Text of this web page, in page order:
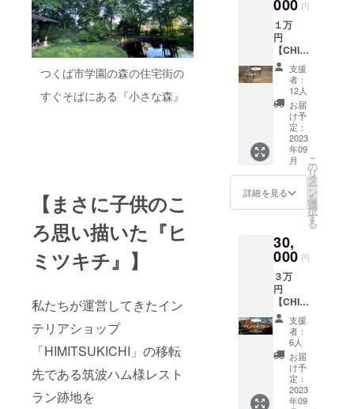
つくば市学園の森の住宅街の
すぐそばにある『小さな森』
【まさに子供のこ
ろ思い描いた『ヒ
ミツキチ』】
私たちが運営してきたイン
テリアショップ
「HIMITSUKICHI」の移転
先である筑波ハム様レスト
ラン跡地を
ク／文
ワイト
【サイ
ズ】口
径85㎜×
高さ90
㎜
【容
量】約
280ml
【カ
ラー】
グレー
す。完
成した
作品は
お持ち
帰り
OK！ ご
家族や
ご友人
と参加
いただ
けま
す。 支
援後、
登録い
ただい
てに担
当より
詳細を
ご連絡
させて
いただ
きま
す。 ■
日程：
2023年
9～10月
頃（複
数日開
催予
000 円
１万
円
【CHIIS
ANAM
ORI特設
ボード
にお名
前掲示
プラ
ン】
CHIISA
NAMO
RI内の
特設
THANK
Sボード
援者さ
まのお
名前
（ペン
ネーム
可）を
掲示さ
せてい
ただき
ます！
■お名前
掲載に
ついて
※備考欄
支援
者：
12人
お届
け予
定：
2023
年09
月
詳細を見る
こ
の
リ
タ
ー
ン
を
選
択
す
る
30,
000 円
３万
円
【CHIIS
ANAM
ORIで手
ぶら
バーベ
キュー
プラ
ン】 完
成した
支援
者：
6人
お届
け予
定：
2023
年09